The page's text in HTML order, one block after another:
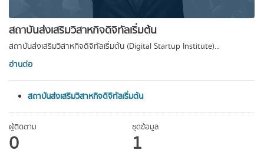
สถาบันส่งเสริมวิสาหกิจดิจิทัลเริ่มต้น
สถาบันส่งเสริมวิสาหกิจดิจิทัลเริ่มต้น (Digital Startup Institute)...
อ่านต่อ
สถาบันส่งเสริมวิสาหกิจดิจิทัลเริ่มต้น
ผู้ติดตาม
0
ชุดข้อมูล
1